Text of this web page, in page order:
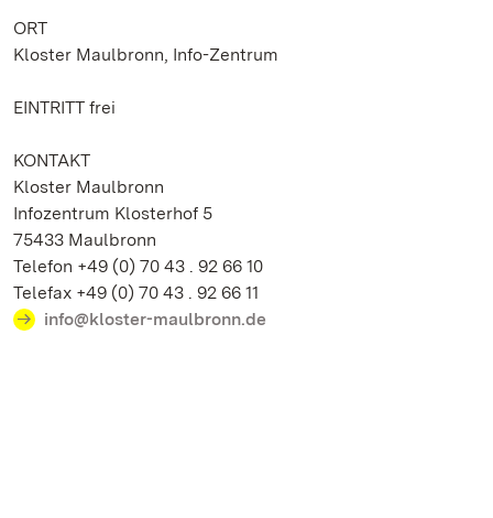
ORT
Kloster Maulbronn, Info-Zentrum
EINTRITT frei
KONTAKT
Kloster Maulbronn
Infozentrum Klosterhof 5
75433 Maulbronn
Telefon +49 (0) 70 43 . 92 66 10
Telefax +49 (0) 70 43 . 92 66 11
info@kloster-maulbronn.de